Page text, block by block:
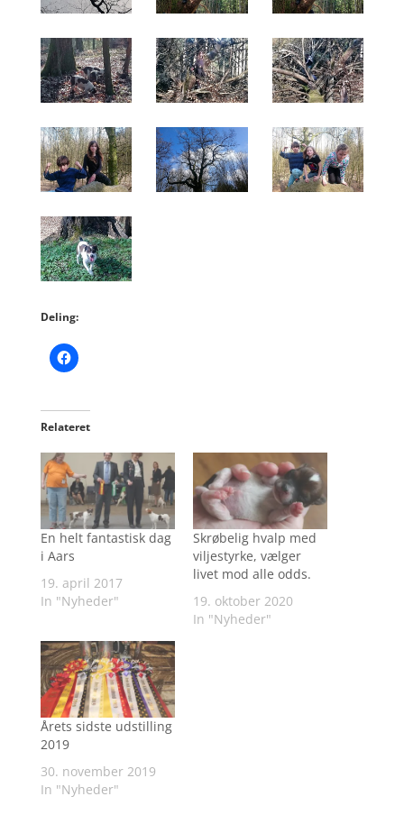
Deling:
Relateret
En helt fantastisk dag
i Aars
19. april 2017
In "Nyheder"
Skrøbelig hvalp med
viljestyrke, vælger
livet mod alle odds.
19. oktober 2020
In "Nyheder"
Årets sidste udstilling
2019
30. november 2019
In "Nyheder"